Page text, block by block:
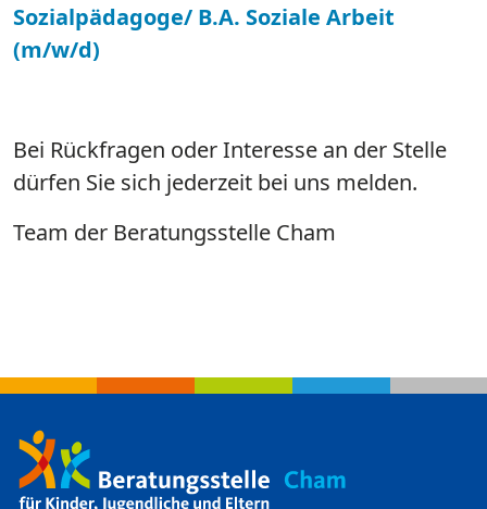
Sozialpädagoge/ B.A. Soziale Arbeit
(m/w/d)
Bei Rückfragen oder Interesse an der Stelle
dürfen Sie sich jederzeit bei uns melden.
Team der Beratungsstelle Cham